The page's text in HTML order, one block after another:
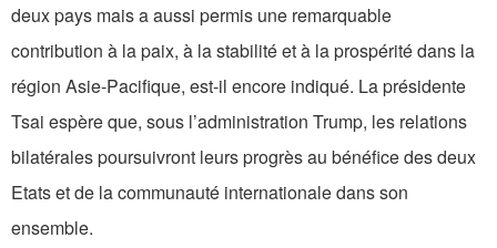
deux pays mais a aussi permis une remarquable
contribution à la paix, à la stabilité et à la prospérité dans la
région Asie-Pacifique, est-il encore indiqué. La présidente
Tsai espère que, sous l’administration Trump, les relations
bilatérales poursuivront leurs progrès au bénéfice des deux
Etats et de la communauté internationale dans son
ensemble.